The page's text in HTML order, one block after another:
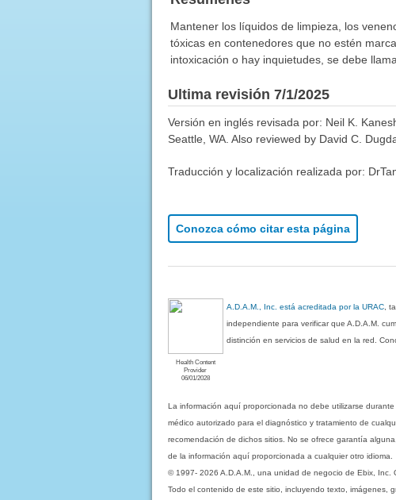
Mantener los líquidos de limpieza, los
tóxicas en contenedores que no estén
intoxicación o hay inquietudes, se debe
Ultima revisión 7/1/2025
Versión en inglés revisada por: Neil K.
Seattle, WA. Also reviewed by David C.
Traducción y localización realizada por:
Conozca cómo citar esta página
Health Content
Provider
06/01/2028
A.D.A.M., Inc. está acreditada por la URAC ,
independiente para verificar que A.D.A.M.
distinción en servicios de salud en la red.
La información aquí proporcionada no debe utilizarse
médico autorizado para el diagnóstico y tratamiento de
recomendación de dichos sitios. No se ofrece garantía
de la información aquí proporcionada a cualquier otro idioma.
© 1997- 2026 A.D.A.M., una unidad de negocio de Ebix, Inc.
Todo el contenido de este sitio, incluyendo texto, imágenes,